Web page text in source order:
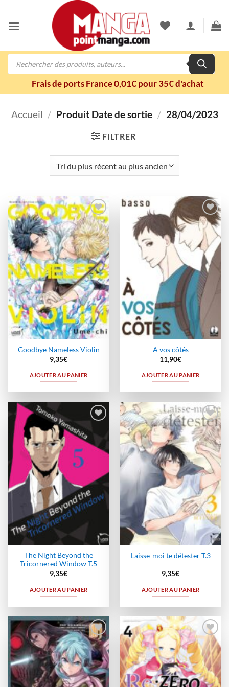
contenu
Recherche
Frais de ports France 0,01€ pour 35€ d'achat
Accueil / Produit Date de sortie / 28/04/2023
FILTRER
Ajouter
à la
wishlist
Goodbye Nameless Violin
9,35€
AJOUTER AU PANIER
Ajouter
à la
wishlist
A vos côtés
11,90€
AJOUTER AU PANIER
Ajouter
à la
wishlist
The Night Beyond the
Tricornered Window T.5
9,35€
AJOUTER AU PANIER
Ajouter
à la
wishlist
Laisse-moi te détester T.3
9,35€
AJOUTER AU PANIER
Ajouter
à la
wishlist
Ajouter
à la
wishlist